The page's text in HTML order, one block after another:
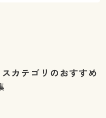
カテゴリのおすすめ